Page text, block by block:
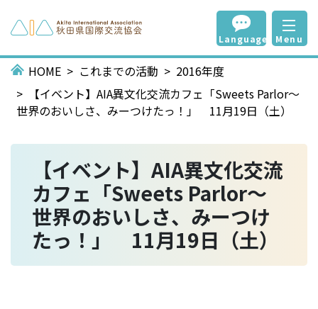
Language Menu
HOME これまでの活動
2016年度
【イベント】AIA異文化交流カフェ「Sweets Parlor～
世界のおいしさ、みーつけたっ！」 11月19日（土）
【イベント】AIA異文化交流
カフェ「Sweets Parlor～
世界のおいしさ、みーつけ
たっ！」 11月19日（土）